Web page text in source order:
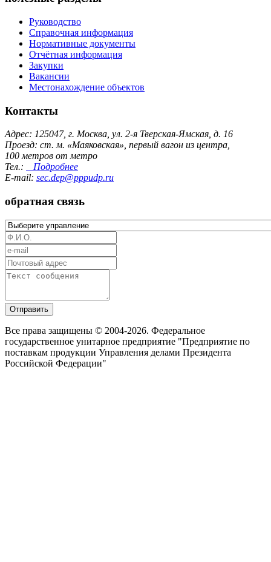
Руководство
Справочная информация
Нормативные документы
Отчётная информация
Закупки
Вакансии
Местонахождение объектов
Контакты
Адрес: 125047, г. Москва, ул. 2-я Тверская-Ямская, д. 16
Проезд: ст. м. «Маяковская», первый вагон из центра,
100 метров от метро
Тел.:
Подробнее
E-mail: sec.dep@pppudp.ru
обратная связь
Отправить
Все права защищены © 2004-2026. Федеральное
государственное унитарное предприятие "Предприятие по
поставкам продукции Управления делами Президента
Российской Федерации"